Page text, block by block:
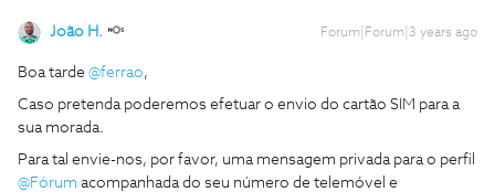
João H. Forum|Forum|3 years ago
Boa tarde @ferrao,
Caso pretenda poderemos efetuar o envio do cartão SIM para a
sua morada.
Para tal envie-nos, por favor, uma mensagem privada para o perfil
@Fórum acompanhada do seu número de telemóvel e